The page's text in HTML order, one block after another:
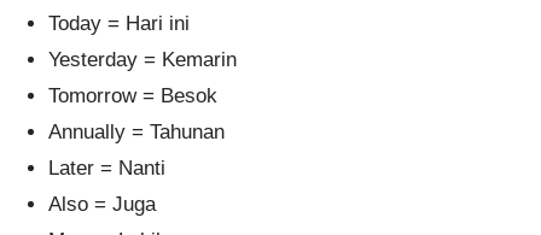
Today = Hari ini
Yesterday = Kemarin
Tomorrow = Besok
Annually = Tahunan
Later = Nanti
Also = Juga